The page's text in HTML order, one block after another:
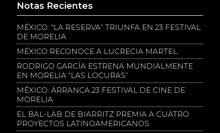
Notas Recientes
MÉXICO: “LA RESERVA” TRIUNFA EN 23 FESTIVAL
DE MORELIA
MÉXICO RECONOCE A LUCRECIA MARTEL
RODRIGO GARCÍA ESTRENA MUNDIALMENTE
EN MORELIA “LAS LOCURAS”
MÉXICO: ARRANCA 23 FESTIVAL DE CINE DE
MORELIA
EL BAL-LAB DE BIARRITZ PREMIA A CUATRO
PROYECTOS LATINOAMERICANOS